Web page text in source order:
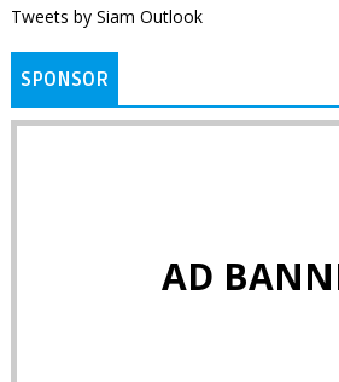
Tweets by Siam Outlook
SPONSOR
AD